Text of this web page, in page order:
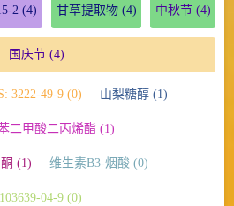
2 (4) 甘草提取物(4) 中秋节(4)
国庆节(4)
3222-49-9 (0) 山梨糖醇 (1)
二甲酸二丙烯酯 (1)
(1) 维生素B3-烟酸 (0)
04-9 (0)